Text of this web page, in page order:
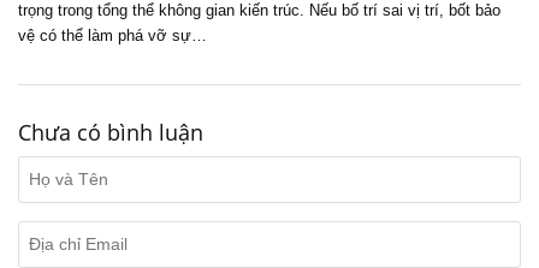
trọng trong tổng thể không gian kiến trúc. Nếu bố trí sai vị trí, bốt bảo
vệ có thể làm phá vỡ sự…
Chưa có bình luận